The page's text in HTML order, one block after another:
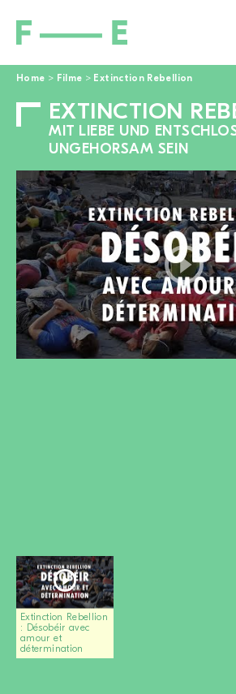
Home > Filme > Extinction Rebellion
EXTINCTION
MIT LIEBE UND
UNGEHORSAM SEIN
Extinction Rebellion
: Désobéir avec
amour et
détermination
FILME
FESTIVAL
POP-UP KINO
ENGAGIEREN
AKTUELL
ÜBER UNS
Film-Kits
Login
Suchen
nach:
ZUR FILMSUCHE